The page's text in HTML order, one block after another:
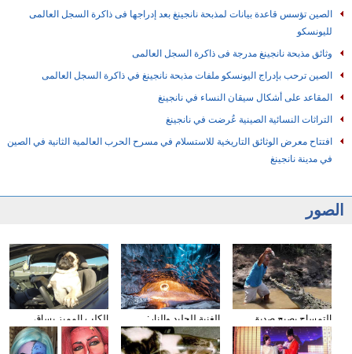
الصين تؤسس قاعدة بيانات لمذبحة نانجينغ بعد إدراجها فى ذاكرة السجل العالمى
لليونسكو
وثائق مذبحة نانجينغ مدرجة فى ذاكرة السجل العالمى
الصين ترحب بإدراج اليونسكو ملفات مذبحة نانجينغ في ذاكرة السجل العالمى
المقاعد على أشكال سيقان النساء في نانجينغ
التراثات النسائية الصينية عُرضت في نانجينغ
افتتاح معرض الوثائق التاريخية للاستسلام في مسرح الحرب العالمية الثانية في الصين
في مدينة نانجينغ
الصور
الكلب المميز يساق
السيارات
الغنية للجليد والنار:
المصور يلتقط صورا في
الأنهار الجليدية
التمساح يصبح صديق
الناس في كوستا ريكا